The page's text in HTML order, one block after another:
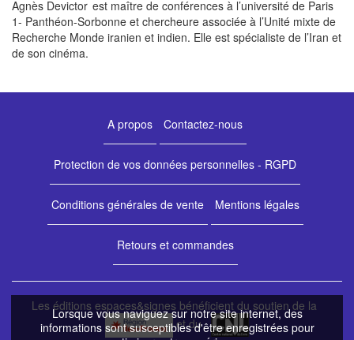
Lorsque vous naviguez sur notre site internet, des
informations sont susceptibles d'être enregistrées pour
Agnès Devictor est maître de conférences à l’université de Paris
1- Panthéon-Sorbonne et chercheure associée à l’Unité mixte de
Recherche Monde iranien et indien. Elle est spécialiste de l’Iran et
de son cinéma.
A propos Contactez-nous
Protection de vos données personnelles - RGPD
Conditions générales de vente Mentions légales
Retours et commandes
Les éditions espaces&signes bénéficient du soutien de la
et du